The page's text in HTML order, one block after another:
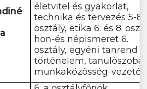
életvitel és gyakorlat,
technika és tervezés 5-8.
osztály, etika 6. és 8.
hon-és népismeret 6.
osztály, egyéni tanrend
történelem, tanulószoba,
munkaközösség-vezető